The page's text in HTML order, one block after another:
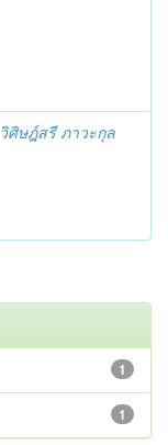
วิศิษฎ์สรี ภาวะกุล
1
1